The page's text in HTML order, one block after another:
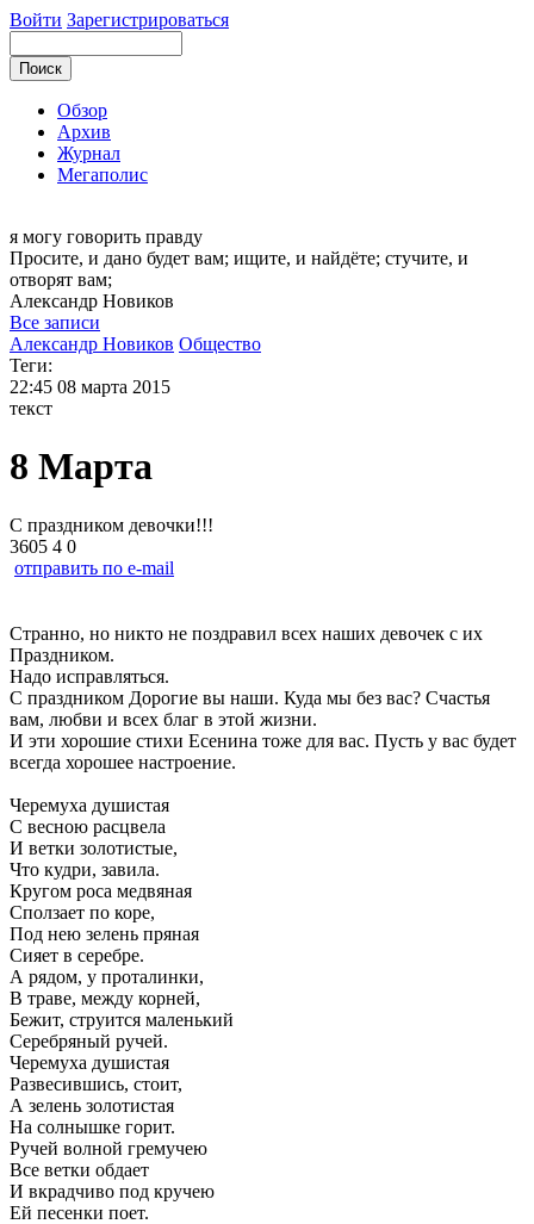
Войти Зарегистрироваться
Обзор
Архив
Журнал
Мегаполис
я могу говорить правду
Просите, и дано будет вам; ищите, и найдёте; стучите, и
отворят вам;
Александр Новиков
Все записи
Александр Новиков Общество
Теги:
22:45 08 марта 2015
текст
8 Марта
С праздником девочки!!!
3605 4 0
отправить по e-mail
Странно, но никто не поздравил всех наших девочек с их
Праздником.
Надо исправляться.
С праздником Дорогие вы наши. Куда мы без вас? Счастья
вам, любви и всех благ в этой жизни.
И эти хорошие стихи Есенина тоже для вас. Пусть у вас будет
всегда хорошее настроение.
Черемуха душистая
С весною расцвела
И ветки золотистые,
Что кудри, завила.
Кругом роса медвяная
Сползает по коре,
Под нею зелень пряная
Сияет в серебре.
А рядом, у проталинки,
В траве, между корней,
Бежит, струится маленький
Серебряный ручей.
Черемуха душистая
Развесившись, стоит,
А зелень золотистая
На солнышке горит.
Ручей волной гремучею
Все ветки обдает
И вкрадчиво под кручею
Ей песенки поет.